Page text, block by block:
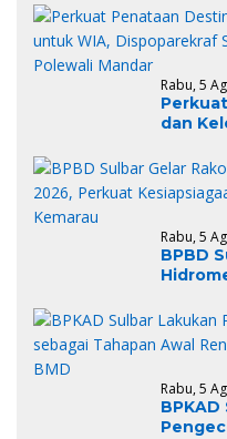
Rabu, 5
dan
Rabu, 5
BPBD
Rabu, 5